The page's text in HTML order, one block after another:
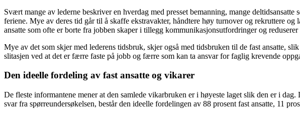
Svært mange av lederne beskriver en hverdag med presset bemanning, mange
feriene. Mye av deres tid går til å skaffe ekstravakter, håndtere høy turnover og rekruttere
ansatte som ofte er borte fra jobben skaper i tillegg kommunikasjonsutfordringer og
Mye av det som skjer med lederens tidsbruk, skjer også med tidsbruken til de fast ansatte,
slitasjen ved at det er færre faste på jobb og færre som kan ta ansvar for faglig krevende
Den ideelle fordeling av fast ansatte og vikarer
De fleste informantene mener at den samlede vikarbruken er i høyeste laget slik den er i
svar fra spørreundersøkelsen, består den ideelle fordelingen av 88 prosent fast ansatte, 11